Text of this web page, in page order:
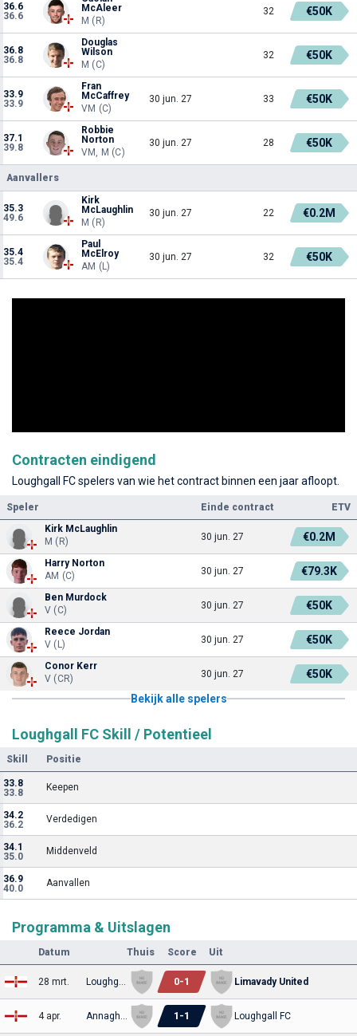
36.6
36.6
McAleer
M (R)
32 €50K
36.8
36.8
Douglas
Wilson
M (C)
32 €50K
33.9
33.9
Fran
McCaffrey
VM (C)
30 jun. 27 33 €50K
37.1
39.8
Robbie
Norton
VM, M (C)
30 jun. 27 28 €50K
Aanvallers
35.3
49.6
Kirk
McLaughlin
M (R)
30 jun. 27 22 €0.2M
35.4
35.4
Paul
McElroy
AM (L)
30 jun. 27 32 €50K
Contracten eindigend
Loughgall FC spelers van wie het contract binnen een jaar afloopt.
Speler Einde contract
ETV
Kirk McLaughlin
M (R)
30 jun. 27 €0.2M
Harry Norton
AM (C)
30 jun. 27 €79.3K
Ben Murdock
V (C)
30 jun. 27 €50K
Reece Jordan
V (L)
30 jun. 27 €50K
Conor Kerr
V (CR)
30 jun. 27
€50K
Bekijk alle spelers
Loughgall FC Skill / Potentieel
Skill Positie
33.8
33.8
Keepen
34.2
36.2
Verdedigen
34.1
35.0
Middenveld
36.9
40.0
Aanvallen
Programma & Uitslagen
Datum Thuis Score Uit
28 mrt. Loughgall FC 0-1 Limavady United
4 apr. Annagh United 1 -1 Loughgall FC